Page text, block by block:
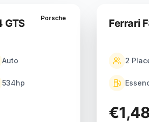
Porsche
GTS
Auto
534hp
Ferrari
2